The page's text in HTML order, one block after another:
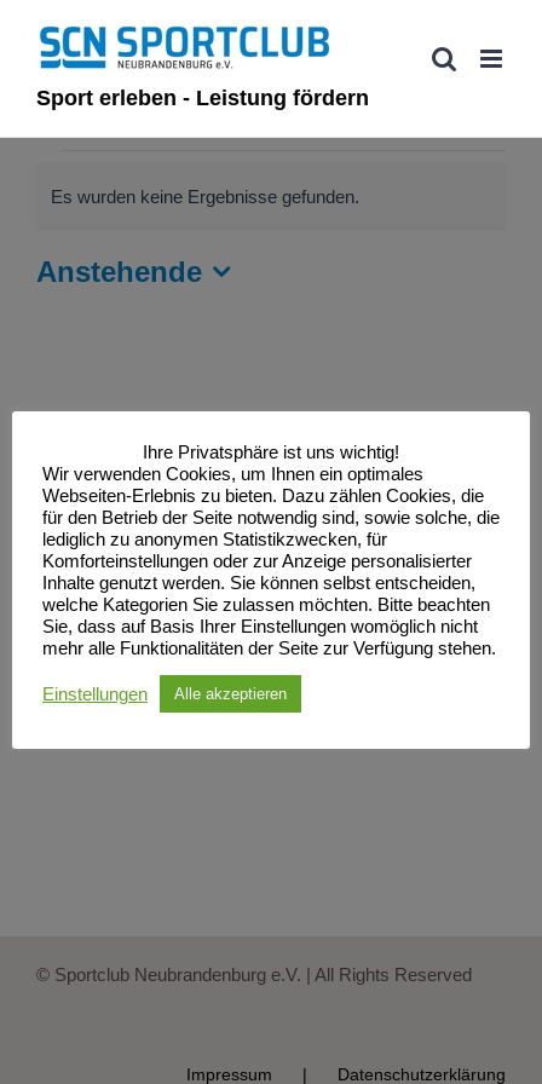
Inhalt
springenSport erleben - Leistung fördern
Es wurden keine Ergebnisse gefunden.
Anstehende
© Sportclub Neubrandenburg e.V. | All Rights Reserved
Impressum Datenschutzerklärung
Ihre Privatsphäre ist uns wichtig!
Wir verwenden Cookies, um Ihnen ein optimales
Webseiten-Erlebnis zu bieten. Dazu zählen Cookies, die
für den Betrieb der Seite notwendig sind, sowie solche, die
lediglich zu anonymen Statistikzwecken, für
Komforteinstellungen oder zur Anzeige personalisierter
Inhalte genutzt werden. Sie können selbst entscheiden,
welche Kategorien Sie zulassen möchten. Bitte beachten
Sie, dass auf Basis Ihrer Einstellungen womöglich nicht
mehr alle Funktionalitäten der Seite zur Verfügung stehen.
Einstellungen Alle akzeptieren